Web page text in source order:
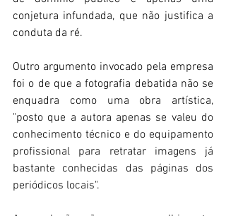
conjetura infundada, que não justifica a
conduta da ré.
Outro argumento invocado pela empresa
foi o de que a fotografia debatida não se
enquadra como uma obra artística,
"posto que a autora apenas se valeu do
conhecimento técnico e do equipamento
profissional para retratar imagens já
bastante conhecidas das páginas dos
periódicos locais".